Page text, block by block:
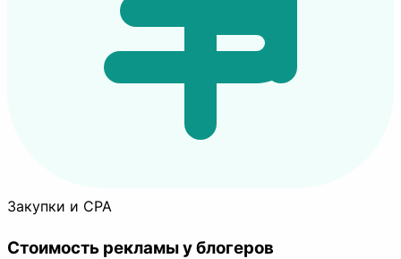
Закупки и CPA
Стоимость рекламы у блогеров